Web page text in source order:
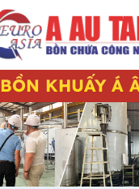
BỒN KHUẤY Á